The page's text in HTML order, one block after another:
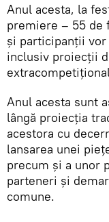
Anul acesta, la
premiere – 55 de
și participanții vor
inclusiv proiecții
Anul acesta sunt
lângă proiecția
acestora cu
lansarea unei
precum și a unor
parteneri și
comune.